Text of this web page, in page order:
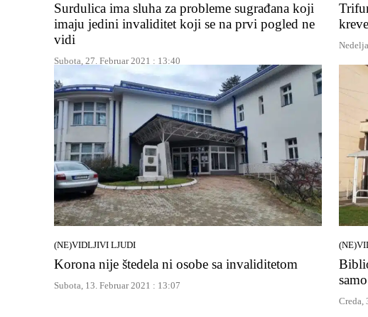
Surdulica ima sluha za probleme sugrađana koji
imaju jedini invaliditet koji se na prvi pogled ne
vidi
Subota, 27. Februar 2021 : 13:40
(NE)VIDLJIVI LJUDI
Korona nije štedela ni osobe sa invaliditetom
Subota, 13. Februar 2021 : 13:07
Creda,